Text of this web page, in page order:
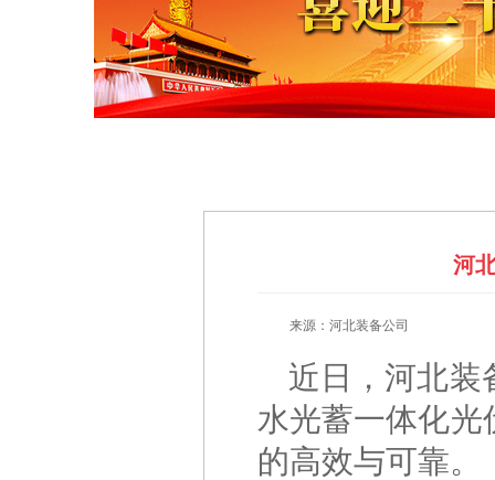
河
来源：河北装备公司
近日，河北装
水光蓄一体化
的高效与可靠。